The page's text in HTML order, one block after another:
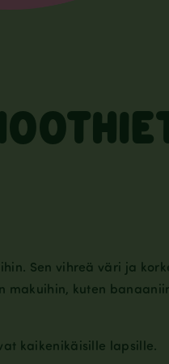
Sen vihreä väri ja
makuihin, kuten
kaikenikäisille lapsille.